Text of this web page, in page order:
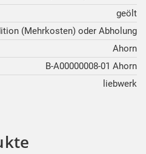
geölt
(Mehrkosten) oder Abholung
Ahorn
B-A00000008-01 Ahorn
liebwerk